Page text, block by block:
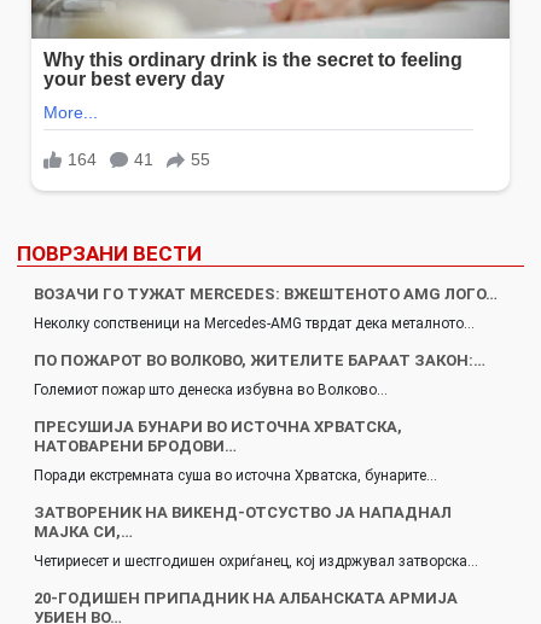
ПОВРЗАНИ ВЕСТИ
ВОЗАЧИ ГО ТУЖАТ MERCEDES: ВЖЕШТЕНОТО AMG ЛОГО…
Неколку сопственици на Mercedes-AMG тврдат дека металното…
ПО ПОЖАРОТ ВО ВОЛКОВО, ЖИТЕЛИТЕ БАРААТ ЗАКОН:…
Големиот пожар што денеска избувна во Волково…
ПРЕСУШИЈА БУНАРИ ВО ИСТОЧНА ХРВАТСКА,
НАТОВАРЕНИ БРОДОВИ…
Поради екстремната суша во источна Хрватска, бунарите…
ЗАТВОРЕНИК НА ВИКЕНД-ОТСУСТВО ЈА НАПАДНАЛ
МАЈКА СИ,…
Четириесет и шестгодишен охриѓанец, кој издржувал затворска…
20-ГОДИШЕН ПРИПАДНИК НА АЛБАНСКАТА АРМИЈА
УБИЕН ВО…